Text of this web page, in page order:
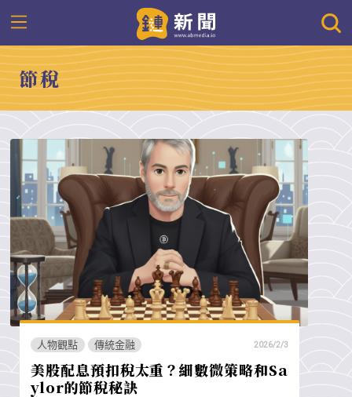
節稅
人物觀點 傳統金融 2026/2/3
美股配息預扣稅太重？細數微策略和Sa
ylor的節稅秘訣